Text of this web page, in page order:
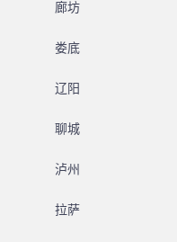
廊坊
娄底
辽阳
聊城
泸州
拉萨